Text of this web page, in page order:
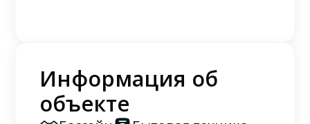
Информация об
объекте